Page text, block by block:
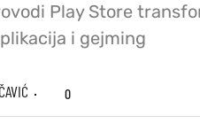
Play Store
i gejming
0